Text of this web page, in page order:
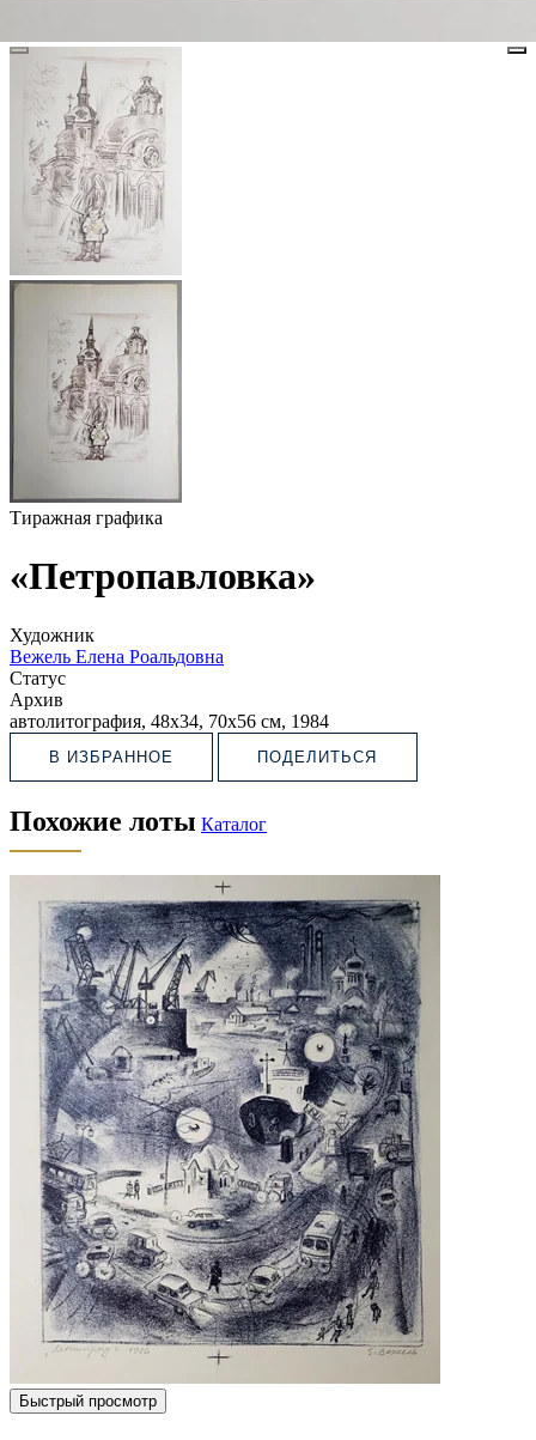
Тиражная графика
«Петропавловка»
Художник
Вежель Елена Роальдовна
Статус
Архив
автолитография, 48х34, 70х56 см, 1984
В ИЗБРАННОЕ ПОДЕЛИТЬСЯ
Похожие лоты Каталог
Быстрый просмотр